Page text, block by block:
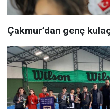
Çakmur’dan genç